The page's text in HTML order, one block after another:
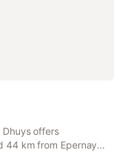
offers
44 km from Epernay